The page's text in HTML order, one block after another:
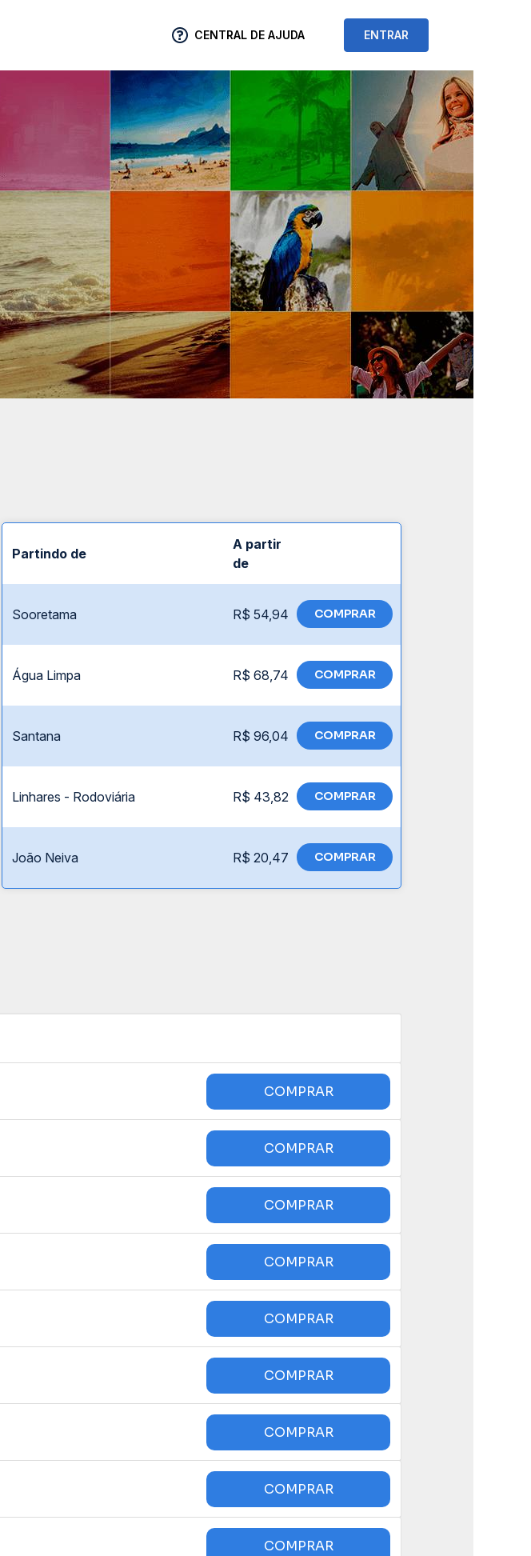
CENTRAL DE AJUDA ENTRAR
Partindo de
A partir
de
Sooretama R$ 54,94 COMPRAR
Água Limpa R$ 68,74 COMPRAR
Santana R$ 96,04 COMPRAR
Linhares - Rodoviária R$ 43,82 COMPRAR
João Neiva R$ 20,47 COMPRAR